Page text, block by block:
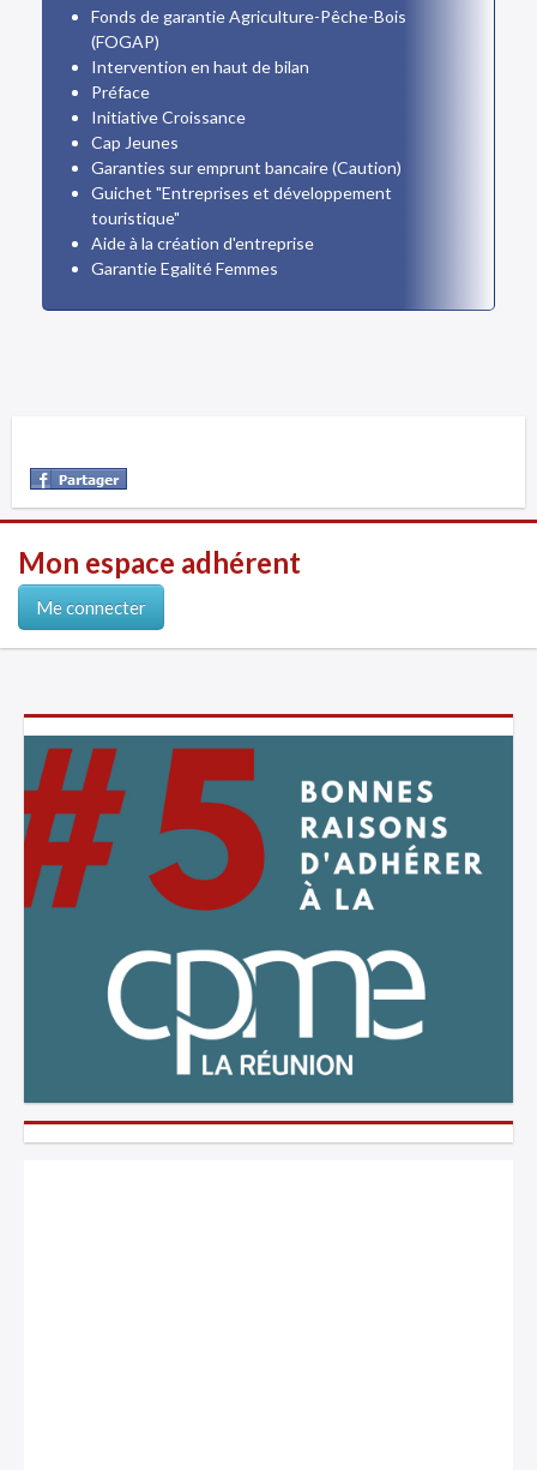
Fonds de garantie Agriculture-Pêche-Bois
(FOGAP)
Intervention en haut de bilan
Préface
Initiative Croissance
Cap Jeunes
Garanties sur emprunt bancaire (Caution)
Guichet "Entreprises et développement
touristique"
Aide à la création d'entreprise
Garantie Egalité Femmes
Mon espace adhérent
Me connecter